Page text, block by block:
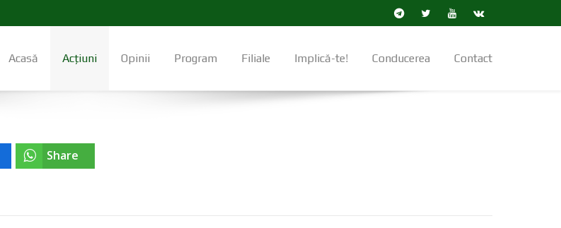
Acasă Acțiuni Opinii Program Filiale Implică-te! Conducerea Contact
Share